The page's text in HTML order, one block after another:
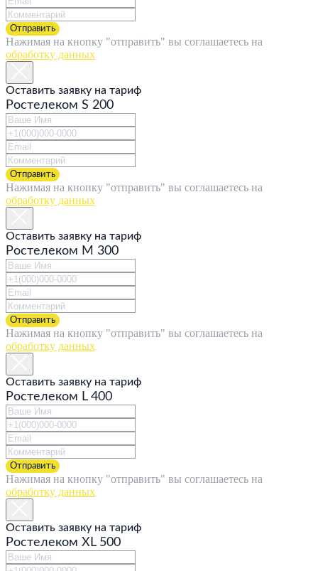
Отправить
Нажимая на кнопку "отправить" вы соглашаетесь на
обработку данных
Оставить заявку на тариф
Ростелеком S 200
Отправить
Нажимая на кнопку "отправить" вы соглашаетесь на
обработку данных
Оставить заявку на тариф
Ростелеком M 300
Отправить
Нажимая на кнопку "отправить" вы соглашаетесь на
обработку данных
Оставить заявку на тариф
Ростелеком L 400
Отправить
Нажимая на кнопку "отправить" вы соглашаетесь на
обработку данных
Оставить заявку на тариф
Ростелеком XL 500